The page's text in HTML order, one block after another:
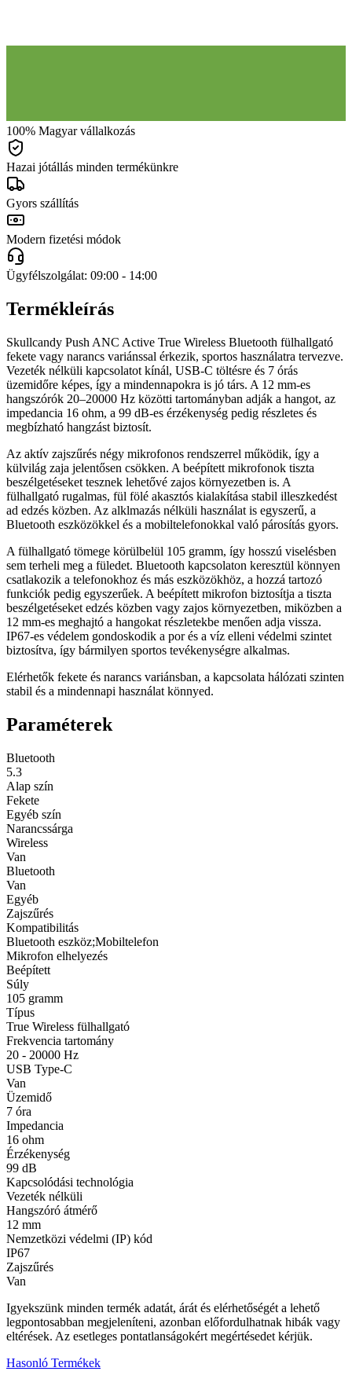
100% Magyar vállalkozás
Hazai jótállás minden termékünkre
Gyors szállítás
Modern fizetési módok
Ügyfélszolgálat: 09:00 - 14:00
Termékleírás
Skullcandy Push ANC Active True Wireless Bluetooth fülhallgató
fekete vagy narancs variánssal érkezik, sportos használatra tervezve.
Vezeték nélküli kapcsolatot kínál, USB‑C töltésre és 7 órás
üzemidőre képes, így a mindennapokra is jó társ. A 12 mm-es
hangszórók 20–20000 Hz közötti tartományban adják a hangot, az
impedancia 16 ohm, a 99 dB-es érzékenység pedig részletes és
megbízható hangzást biztosít.
Az aktív zajszűrés négy mikrofonos rendszerrel működik, így a
külvilág zaja jelentősen csökken. A beépített mikrofonok tiszta
beszélgetéseket tesznek lehetővé zajos környezetben is. A
fülhallgató rugalmas, fül fölé akasztós kialakítása stabil illeszkedést
ad edzés közben. Az alklmazás nélküli használat is egyszerű, a
Bluetooth eszközökkel és a mobiltelefonokkal való párosítás gyors.
A fülhallgató tömege körülbelül 105 gramm, így hosszú viselésben
sem terheli meg a füledet. Bluetooth kapcsolaton keresztül könnyen
csatlakozik a telefonokhoz és más eszközökhöz, a hozzá tartozó
funkciók pedig egyszerűek. A beépített mikrofon biztosítja a tiszta
beszélgetéseket edzés közben vagy zajos környezetben, miközben a
12 mm-es meghajtó a hangokat részletekbe menően adja vissza.
IP67-es védelem gondoskodik a por és a víz elleni védelmi szintet
biztosítva, így bármilyen sportos tevékenységre alkalmas.
Elérhetők fekete és narancs variánsban, a kapcsolata hálózati szinten
stabil és a mindennapi használat könnyed.
Paraméterek
Bluetooth
5.3
Alap szín
Fekete
Egyéb szín
Narancssárga
Wireless
Van
Bluetooth
Van
Egyéb
Zajszűrés
Kompatibilitás
Bluetooth eszköz;Mobiltelefon
Mikrofon elhelyezés
Beépített
Súly
105 gramm
Típus
True Wireless fülhallgató
Frekvencia tartomány
20 - 20000 Hz
USB Type-C
Van
Üzemidő
7 óra
Impedancia
16 ohm
Érzékenység
99 dB
Kapcsolódási technológia
Vezeték nélküli
Hangszóró átmérő
12 mm
Nemzetközi védelmi (IP) kód
IP67
Zajszűrés
Van
Igyekszünk minden termék adatát, árát és elérhetőségét a lehető
legpontosabban megjeleníteni, azonban előfordulhatnak hibák vagy
eltérések. Az esetleges pontatlanságokért megértésedet kérjük.
Hasonló Termékek